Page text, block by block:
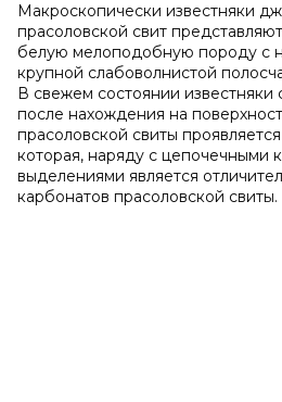
Макроскопически известняки
прасоловской свит
белую мелоподобную породу с
крупной слабоволнистой
В свежем состоянии известняки
после нахождения на
прасоловской свиты
которая, наряду с цепочечными
выделениями является
карбонатов прасоловской свиты.